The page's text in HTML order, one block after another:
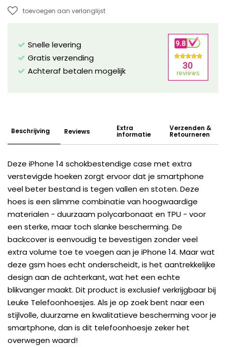
toevoegen aan verlanglijst
Snelle levering
Gratis verzending
Achteraf betalen mogelijk
Beschrijving Reviews Extra
informatie
Verzenden &
Retourneren
Deze iPhone 14 schokbestendige case met extra
verstevigde hoeken zorgt ervoor dat je smartphone
veel beter bestand is tegen vallen en stoten. Deze
hoes is een slimme combinatie van hoogwaardige
materialen - duurzaam polycarbonaat en TPU - voor
een sterke, maar toch slanke bescherming. De
backcover is eenvoudig te bevestigen zonder veel
extra volume toe te voegen aan je iPhone 14. Maar wat
deze gsm hoes echt onderscheidt, is het aantrekkelijke
design aan de achterkant, wat het een echte
blikvanger maakt. Dit product is exclusief verkrijgbaar bij
Leuke Telefoonhoesjes. Als je op zoek bent naar een
stijlvolle, duurzame en kwalitatieve bescherming voor je
smartphone, dan is dit telefoonhoesje zeker het
overwegen waard!